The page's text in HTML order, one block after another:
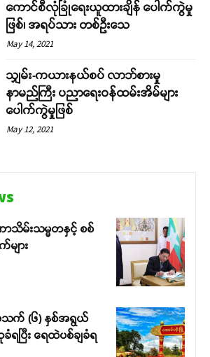
ကောင်စီလုံခြုံရေးယူထားချိန် ပေါက်ကွဲမှု
ဖြစ်၊ အရပ်သား တစ်ဦးသေ
May 14, 2021
သျှမ်း-ကယားနယ်စပ် လာဘ်စားမှု
နာမည်ကြီး ပညာရေးဝန်ထမ်းအိမ်များ
ပေါက်ကွဲမှုဖြစ်
May 12, 2021
သိမ်းသမ္မတနှင့် စစ်
ျား
သက် (၆) နှစ်အရွယ်
ပြီး ရေထဲပစ်ချခံရ